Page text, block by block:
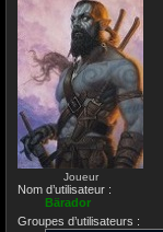
Joueur
Nom d’utilisateur :
Bärador
Groupes d’utilisateurs :